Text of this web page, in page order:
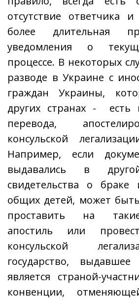
отсутствие ответчика и
более длительная
уведомления о
процессе. В некоторых
разводе в Украине с
граждан Украины,
других странах - есть
перевода,
консульской
Например, если
выдавались в
свидетельства о
общих детей, может
проставить на
апостиль или
консульской
государство,
является страной-
конвенции,